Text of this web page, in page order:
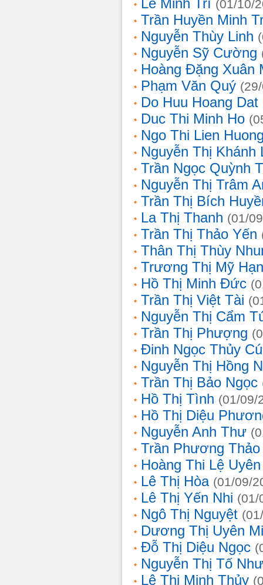
Lê Minh Trí (01/10/
Trần Huyền Minh
Nguyễn Thùy Linh
Nguyễn Sỹ Cường
Hoàng Đặng Xuân
Phạm Văn Quý
Do Huu Hoang Dat
Duc Thi Minh Ho
Ngo Thi Lien
Nguyễn Thị Khánh
Trần Ngọc Quỳnh
Nguyễn Thị Trâm
Trần Thị Bích
La Thị Thanh (01/
Trần Thị Thảo Yến
Thân Thị Thùy
Trương Thị Mỹ
Hồ Thị Minh Đức
Trần Thị Việt Tài
Nguyễn Thị Cẩm
Trần Thị Phượng
Đinh Ngọc Thủy
Nguyễn Thị Hồng
Trần Thị Bảo Ngọc
Hồ Thị Tình (01/09/
Hồ Thị Diệu
Nguyễn Anh Thư
Trần Phương Thảo
Hoàng Thi Lệ Uyên
Lê Thị Hòa (01/09/
Lê Thị Yến Nhi (01/
Ngô Thị Nguyệt
Dương Thị Uyên Mi
Đỗ Thị Diệu Ngọc
Nguyễn Thị Tố Như
Lê Thị Minh Thủy